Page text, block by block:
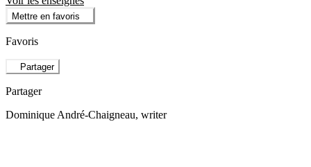
Mettre en favoris
Favoris
Partager
Partager
Dominique André-Chaigneau, writer